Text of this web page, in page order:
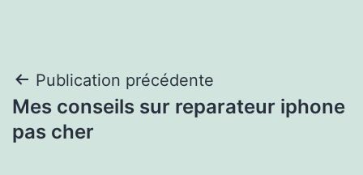
Navigation
de
Publication précédente
Mes conseils sur reparateur iphone
pas cher